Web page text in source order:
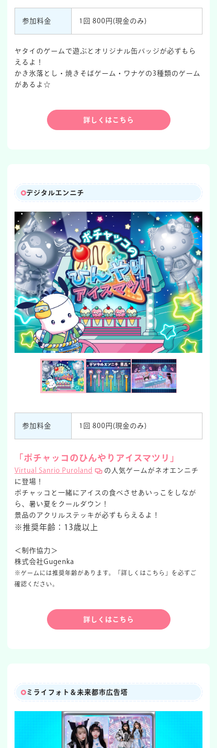
参加料金 1回 800円(現金のみ)
ヤタイのゲームで遊ぶとオリジナル缶バッジが必ずもら
えるよ！
かき氷落とし・焼きそばゲーム・ワナゲの3種類のゲーム
があるよ☆
詳しくはこちら
デジタルエンニチ
参加料金 1回 800円(現金のみ)
「ポチャッコのひんやりアイスマツリ」
Virtual Sanrio Puroland
の人気ゲームがネオエンニチ
に登場！
ポチャッコと一緒にアイスの食べさせあいっこをしなが
ら、暑い夏をクールダウン！
景品のアクリルステッキが必ずもらえるよ！
※推奨年齢：13歳以上
＜制作協力＞
株式会社Gugenka
※ゲームには推奨年齢があります。「詳しくはこちら」を必ずご
確認ください。
詳しくはこちら
ミライフォト＆未来都市広告塔